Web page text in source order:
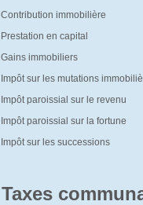
Contribution immobilière
Prestation en capital
Gains immobiliers
Impôt sur les mutations
Impôt paroissial sur le revenu
Impôt paroissial sur la fortune
Impôt sur les successions
Taxes